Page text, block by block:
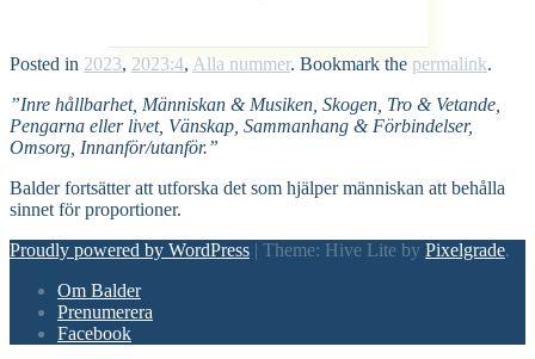
Posted in 2023, 2023:4, Alla nummer. Bookmark the permalink.
”Inre hållbarhet, Människan & Musiken, Skogen, Tro & Vetande,
Pengarna eller livet, Vänskap, Sammanhang & Förbindelser,
Omsorg, Innanför/utanför.”
Balder fortsätter att utforska det som hjälper människan att behålla
sinnet för proportioner.
Proudly powered by WordPress | Theme: Hive Lite by Pixelgrade.
Footer
navigation
Om Balder
Prenumerera
Facebook